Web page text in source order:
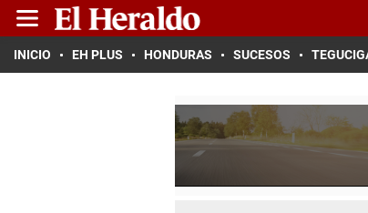
INICIO EH PLUS HONDURAS SUCESOS